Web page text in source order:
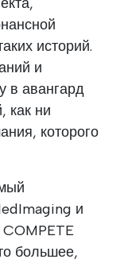
историй.
и
в авангард
как ни
которого
и
большее,